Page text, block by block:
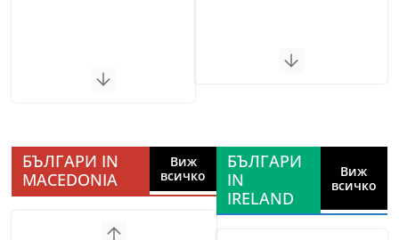
БЪЛГАРИ IN
MACEDONIA
Виж
всичко
БЪЛГАРИ
IN
IRELAND
Виж
всичко